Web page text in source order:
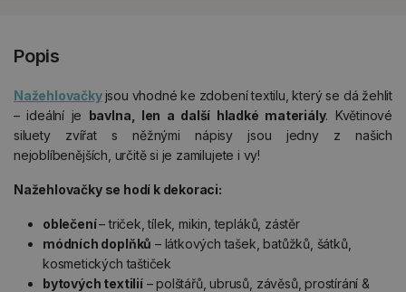
Popis
Nažehlovačkyjsou vhodné ke zdobení textilu, který se dá žehlit
– ideální je bavlna, len a další hladké materiály. Květinové
siluety zvířat s něžnými nápisy jsou jedny z našich
nejoblíbenějších, určitě si je zamilujete i vy!
Nažehlovačky se hodí k dekoraci:
oblečení– triček, tílek, mikin, tepláků, zástěr
módních doplňků – látkových tašek, batůžků, šátků,
kosmetických taštiček
bytových textilií– polštářů, ubrusů, závěsů, prostírání &